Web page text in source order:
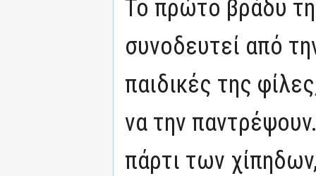
Το πρώτο βράδυ
συνοδευτεί από
παιδικές της
να την
πάρτι των